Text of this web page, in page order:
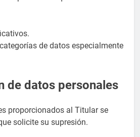
de datos especialmente
de datos personales
proporcionados al Titular se
solicite su supresión.